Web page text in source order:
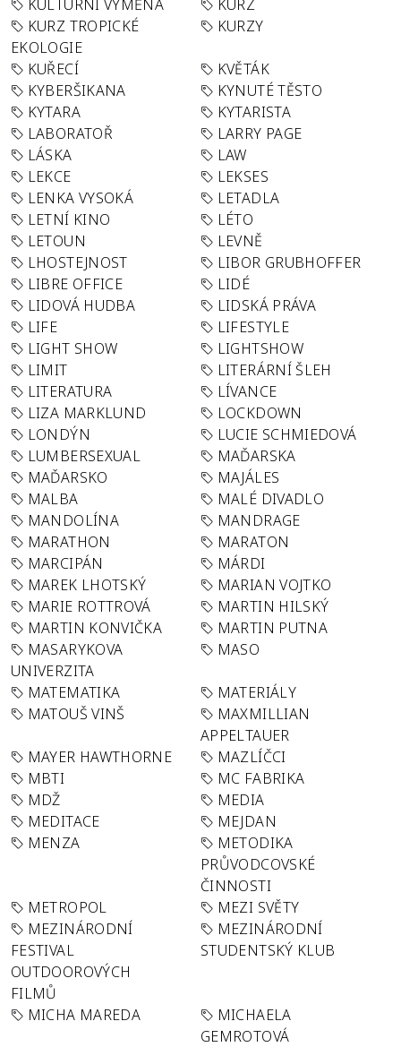
KULTURNÍ VÝMĚNA
KURZ
KURZ TROPICKÉ
EKOLOGIE
KURZY
KUŘECÍ
KVĚTÁK
KYBERŠIKANA
KYNUTÉ TĚSTO
KYTARA
KYTARISTA
LABORATOŘ
LARRY PAGE
LÁSKA
LAW
LEKCE
LEKSES
LENKA VYSOKÁ
LETADLA
LETNÍ KINO
LÉTO
LETOUN
LEVNĚ
LHOSTEJNOST
LIBOR GRUBHOFFER
LIBRE OFFICE
LIDÉ
LIDOVÁ HUDBA
LIDSKÁ PRÁVA
LIFE
LIFESTYLE
LIGHT SHOW
LIGHTSHOW
LIMIT
LITERÁRNÍ ŠLEH
LITERATURA
LÍVANCE
LIZA MARKLUND
LOCKDOWN
LONDÝN
LUCIE SCHMIEDOVÁ
LUMBERSEXUAL
MAĎARSKA
MAĎARSKO
MAJÁLES
MALBA
MALÉ DIVADLO
MANDOLÍNA
MANDRAGE
MARATHON
MARATON
MARCIPÁN
MÁRDI
MAREK LHOTSKÝ
MARIAN VOJTKO
MARIE ROTTROVÁ
MARTIN HILSKÝ
MARTIN KONVIČKA
MARTIN PUTNA
MASARYKOVA
UNIVERZITA
MASO
MATEMATIKA
MATERIÁLY
MATOUŠ VINŠ
MAXMILLIAN
APPELTAUER
MAYER HAWTHORNE
MAZLÍČCI
MBTI
MC FABRIKA
MDŽ
MEDIA
MEDITACE
MEJDAN
MENZA
METODIKA
PRŮVODCOVSKÉ
ČINNOSTI
METROPOL
MEZI SVĚTY
MEZINÁRODNÍ
FESTIVAL
OUTDOOROVÝCH
FILMŮ
MEZINÁRODNÍ
STUDENTSKÝ KLUB
MICHA MAREDA
MICHAELA
GEMROTOVÁ